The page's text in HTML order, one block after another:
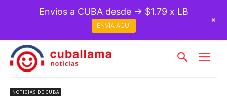
NOTICIAS DE CUBA
Envíos a CUBA desde → $1.79 x LB
ENVÍA AQUÍ
+